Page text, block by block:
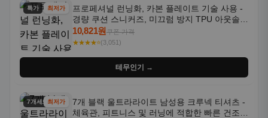
특가 최저가
프로페셔널 런닝화, 카본 플레이트 기술 사용 -
경량 쿠션 스니커즈, 미끄럼 방지 TPU 아웃솔,
통기성 화이트-퍼플 그라데이션, 헬스, 트레이
닝 - 남성용, 여성용, 모든 계절에 적합
10,821원쿠폰 가격
★★★★⭐(3,051)
테무인기 →
7개세트최저가
7개 블랙 울트라라이트 남성용 크루넥 티셔츠 -
체육관, 피트니스 및 러닝에 적합한 빠른 건조,